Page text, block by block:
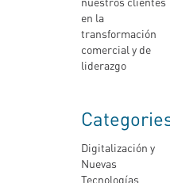
en la
transformación
comercial y de
liderazgo
Digitalización y
Nuevas
Tecnologías